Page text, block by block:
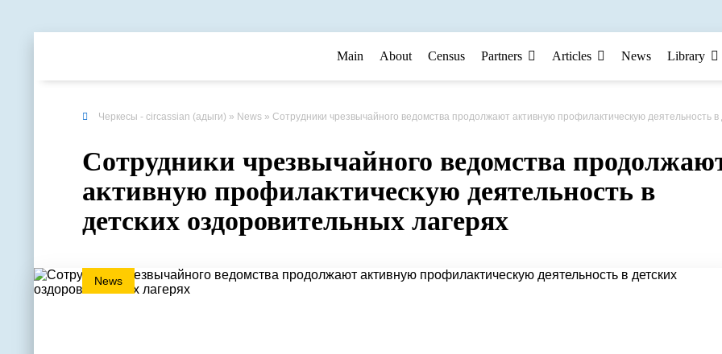
Main About Census Partners Articles News Library
Черкесы - circassian (адыги) » News » Сотрудники чрезвычайного ведомства продолжают активную профилактическую деятельность в детских оздоровительных
Сотрудники чрезвычайного ведомства
активную профилактическую деятельность в
детских оздоровительных лагерях
News